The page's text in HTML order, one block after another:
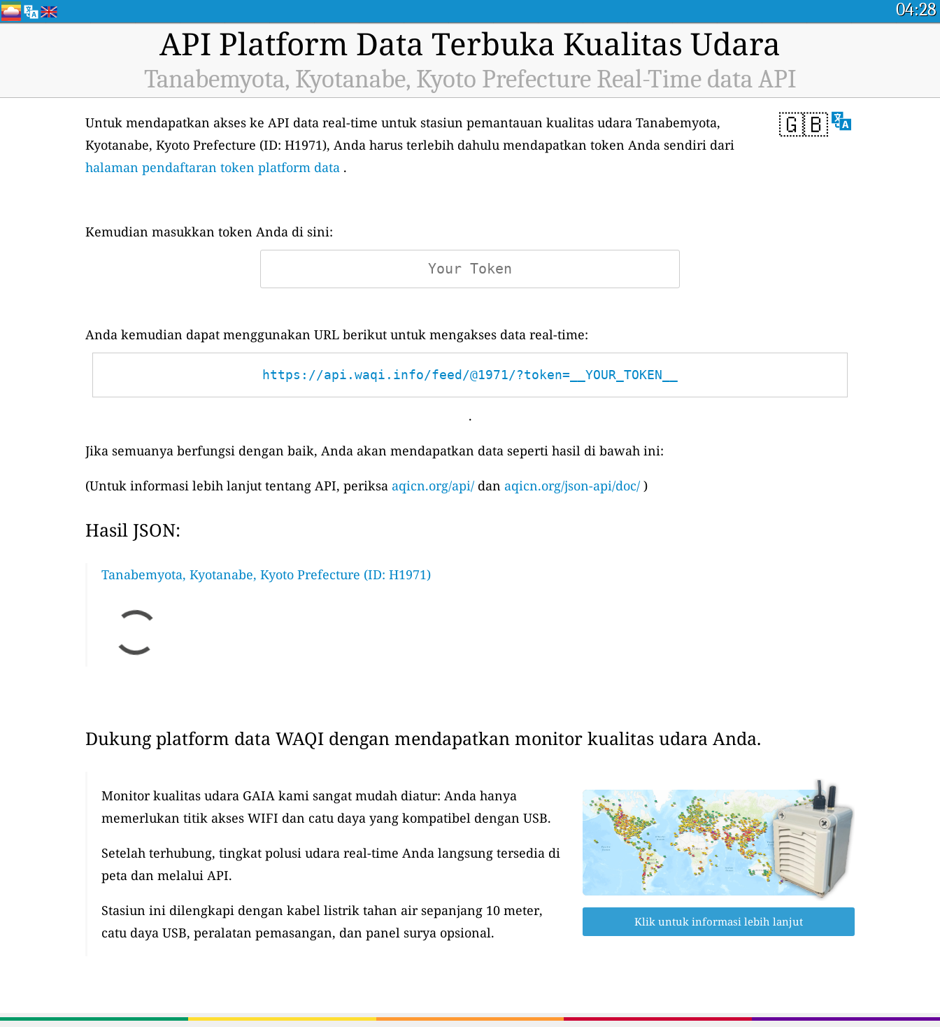
04:28
API Platform Data Terbuka Kualitas Udara
Tanabemyota, Kyotanabe, Kyoto Prefecture Real-Time data API
🇬🇧
Untuk mendapatkan akses ke API data real-time untuk stasiun pemantauan kualitas udara Tanabemyota,
Kyotanabe, Kyoto Prefecture (ID: H1971), Anda harus terlebih dahulu mendapatkan token Anda sendiri dari
halaman pendaftaran token platform data .
Kemudian masukkan token Anda di sini:
Anda kemudian dapat menggunakan URL berikut untuk mengakses data real-time:
https://api.waqi.info/feed/@1971/?token=__YOUR_TOKEN__
.
Jika semuanya berfungsi dengan baik, Anda akan mendapatkan data seperti hasil di bawah ini:
(Untuk informasi lebih lanjut tentang API, periksa aqicn.org/api/ dan aqicn.org/json-api/doc/ )
Hasil JSON:
Tanabemyota, Kyotanabe, Kyoto Prefecture (ID: H1971)
Dukung platform data WAQI dengan mendapatkan monitor kualitas udara Anda.
Monitor kualitas udara GAIA kami sangat mudah diatur: Anda hanya
memerlukan titik akses WIFI dan catu daya yang kompatibel dengan USB.
Setelah terhubung, tingkat polusi udara real-time Anda langsung tersedia di
peta dan melalui API.
Stasiun ini dilengkapi dengan kabel listrik tahan air sepanjang 10 meter,
catu daya USB, peralatan pemasangan, dan panel surya opsional.
Klik untuk informasi lebih lanjut